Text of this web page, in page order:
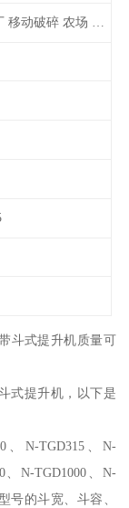
斗式提升机质量可
式提升机，以下是
N-TGD315、N-
、N-TGD1000、N-
号的斗宽、斗容、